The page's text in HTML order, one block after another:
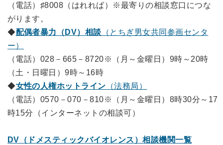
（電話）♯8008（はれれば）※最寄りの相談窓口につな
がります。
◆配偶者暴力（DV）相談 （とちぎ男女共同参画センタ
ー）
（電話）028－665－8720※（月～金曜日）9時～20時
（土・日曜日）9時～16時
◆女性の人権ホットライン （法務局）
（電話）0570－070－810※（月～金曜日）8時30分～17
時15分（インターネットの相談可）
DV（ドメスティックバイオレンス）相談機関一覧